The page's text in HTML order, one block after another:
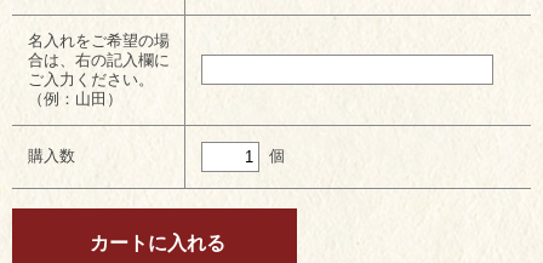
名入れをご希望の場
合は、右の記入欄に
ご入力ください。
（例：山田）
購入数 個